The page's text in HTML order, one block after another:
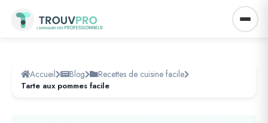
Accueil Blog Recettes de cuisine facile
Tarte aux pommes facile